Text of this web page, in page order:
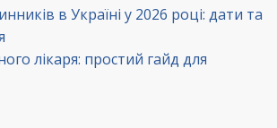
в Україні у 2026 році: дати та
лікаря: простий гайд для